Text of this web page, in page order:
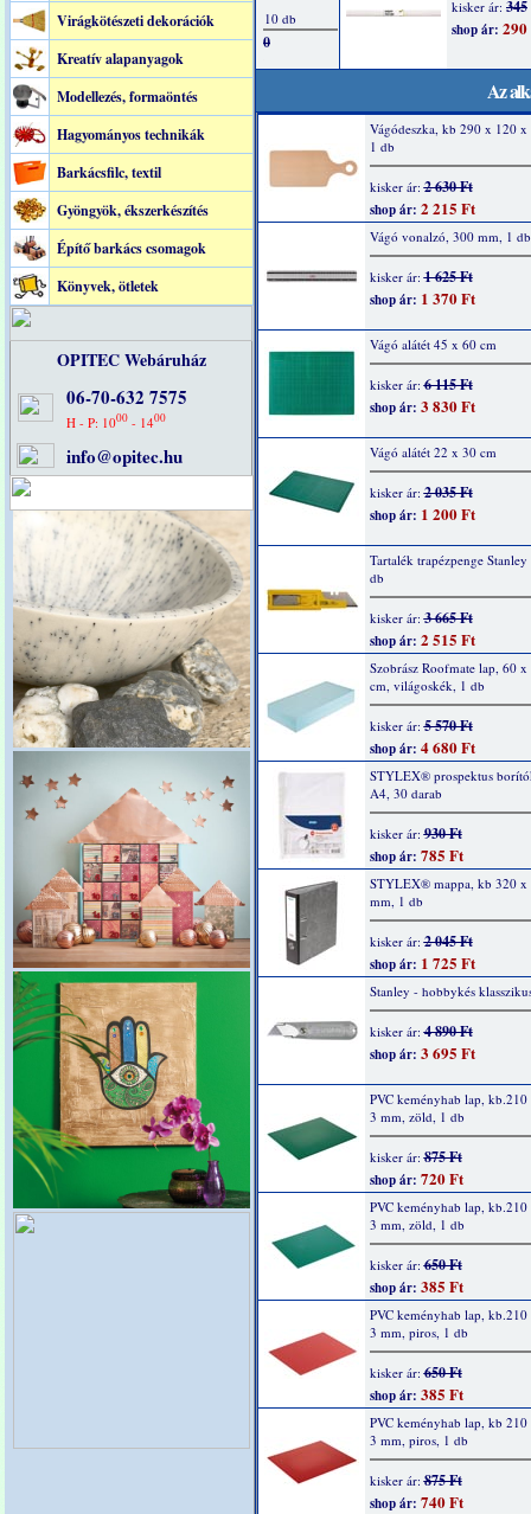
Virágkötészeti dekorációk
Kreatív alapanyagok
Modellezés, formaöntés
Hagyományos technikák
Barkácsfilc, textil
Gyöngyök, ékszerkészítés
Építő barkács csomagok
Könyvek, ötletek
OPITEC Webáruház
06-70-632 7575
H - P: 1000 - 1400
info@opitec.hu
Az
Vágódeszka, kb 290 x 120
1 db
kisker ár:2 630 Ft
shop ár: 2 215 Ft
Vágó vonalzó, 300 mm, 1 db
kisker ár:1 625 Ft
shop ár: 1 370 Ft
Vágó alátét 45 x 60 cm
kisker ár:6 115 Ft
shop ár: 3 830 Ft
Vágó alátét 22 x 30 cm
kisker ár:2 035 Ft
shop ár: 1 200 Ft
Tartalék trapézpenge
db
kisker ár:3 665 Ft
shop ár: 2 515 Ft
Szobrász Roofmate lap, 60
cm, világoskék, 1 db
kisker ár:5 570 Ft
shop ár: 4 680 Ft
STYLEX® prospektus
A4, 30 darab
kisker ár:930 Ft
shop ár: 785 Ft
STYLEX® mappa, kb 320 x
mm, 1 db
kisker ár:2 045 Ft
shop ár: 1 725 Ft
Stanley - hobbykés
kisker ár:4 890 Ft
shop ár: 3 695 Ft
PVC keményhab lap,
3 mm, zöld, 1 db
kisker ár:875 Ft
shop ár: 720 Ft
PVC keményhab lap,
3 mm, zöld, 1 db
kisker ár:650 Ft
shop ár: 385 Ft
PVC keményhab lap,
3 mm, piros, 1 db
kisker ár:650 Ft
shop ár: 385 Ft
PVC keményhab lap, kb
3 mm, piros, 1 db
kisker ár:875 Ft
shop ár: 740 Ft